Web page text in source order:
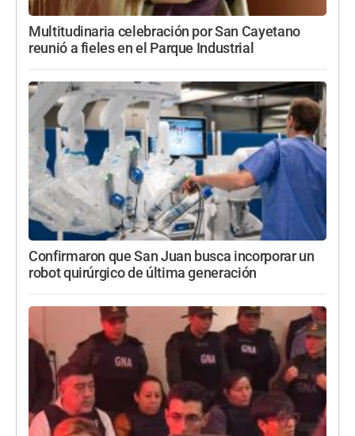
Multitudinaria celebración por San Cayetano
reunió a fieles en el Parque Industrial
Confirmaron que San Juan busca incorporar un
robot quirúrgico de última generación